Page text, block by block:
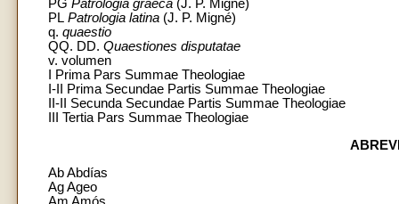
PG Patrologia graeca (J. P. Migné)
PL Patrologia latina (J. P. Migné)
q. quaestio
QQ. DD. Quaestiones disputatae
v. volumen
I Prima Pars Summae Theologiae
I-II Prima Secundae Partis Summae Theologiae
II-II Secunda Secundae Partis Summae Theologiae
III Tertia Pars Summae Theologiae
Ab Abdías
Ag Ageo
Am Amós